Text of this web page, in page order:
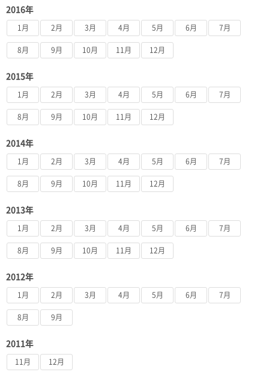
2016年
1月 2月 3月 4月 5月 6月 7月
8月 9月 10月 11月 12月
2015年
1月 2月 3月 4月 5月 6月 7月
8月 9月 10月 11月 12月
2014年
1月 2月 3月 4月 5月 6月 7月
8月 9月 10月 11月 12月
2013年
1月 2月 3月 4月 5月 6月 7月
8月 9月 10月 11月 12月
2012年
1月 2月 3月 4月 5月 6月 7月
8月 9月
2011年
11月 12月